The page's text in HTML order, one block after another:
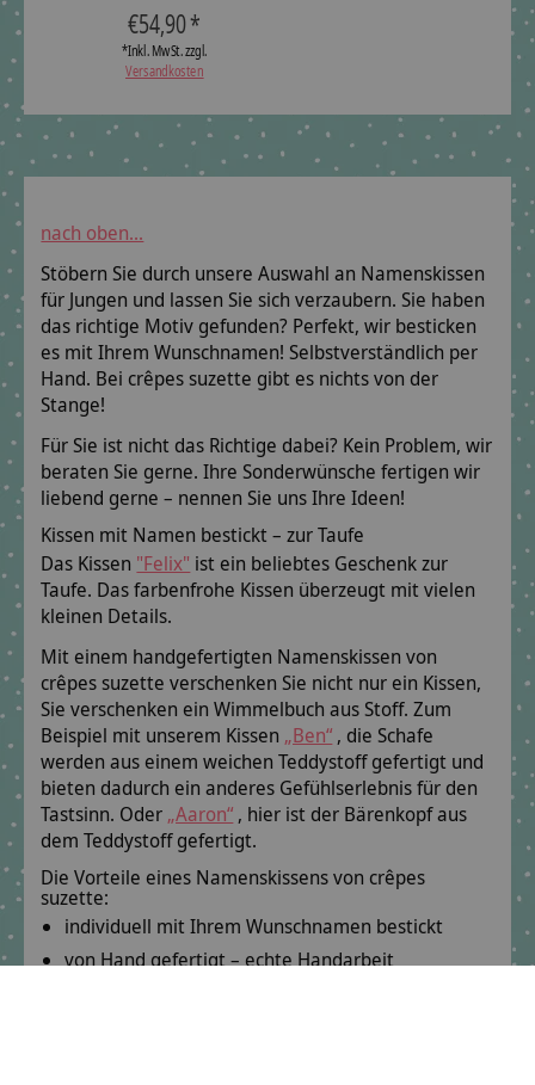
€54,90 *
*Inkl. MwSt. zzgl.
Versandkosten
nach oben...
Stöbern Sie durch unsere Auswahl an Namenskissen
für Jungen und lassen Sie sich verzaubern. Sie haben
das richtige Motiv gefunden? Perfekt, wir besticken
es mit Ihrem Wunschnamen! Selbstverständlich per
Hand. Bei crêpes suzette gibt es nichts von der
Stange!
Für Sie ist nicht das Richtige dabei? Kein Problem, wir
beraten Sie gerne. Ihre Sonderwünsche fertigen wir
liebend gerne – nennen Sie uns Ihre Ideen!
Kissen mit Namen bestickt – zur Taufe
Das Kissen "Felix" ist ein beliebtes Geschenk zur
Taufe. Das farbenfrohe Kissen überzeugt mit vielen
kleinen Details.
Mit einem handgefertigten Namenskissen von
crêpes suzette verschenken Sie nicht nur ein Kissen,
Sie verschenken ein Wimmelbuch aus Stoff. Zum
Beispiel mit unserem Kissen „Ben“ , die Schafe
werden aus einem weichen Teddystoff gefertigt und
bieten dadurch ein anderes Gefühlserlebnis für den
Tastsinn. Oder „Aaron“ , hier ist der Bärenkopf aus
dem Teddystoff gefertigt.
Die Vorteile eines Namenskissens von crêpes
suzette:
individuell mit Ihrem Wunschnamen bestickt
von Hand gefertigt – echte Handarbeit